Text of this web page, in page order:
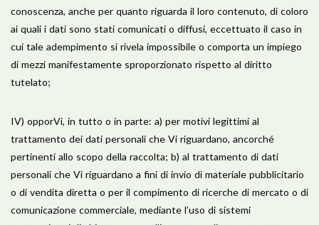
conoscenza, anche per quanto riguarda il loro contenuto, di coloro
ai quali i dati sono stati comunicati o diffusi, eccettuato il caso in
cui tale adempimento si rivela impossibile o comporta un impiego
di mezzi manifestamente sproporzionato rispetto al diritto
tutelato;
IV) opporVi, in tutto o in parte: a) per motivi legittimi al
trattamento dei dati personali che Vi riguardano, ancorché
pertinenti allo scopo della raccolta; b) al trattamento di dati
personali che Vi riguardano a fini di invio di materiale pubblicitario
o di vendita diretta o per il compimento di ricerche di mercato o di
comunicazione commerciale, mediante l’uso di sistemi